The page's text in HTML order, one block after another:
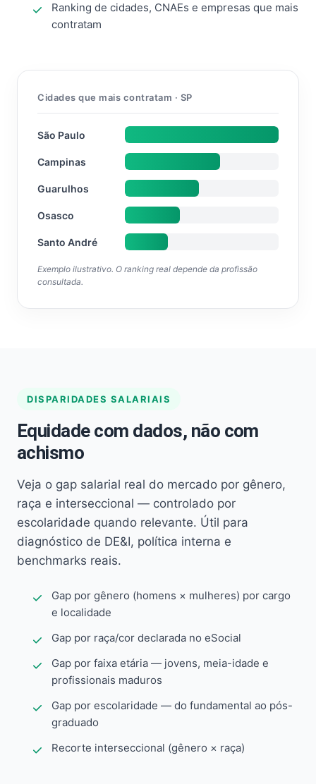
Ranking de cidades, CNAEs e empresas que mais
contratam
Cidades que mais contratam · SP
São Paulo
Campinas
Guarulhos
Osasco
Santo André
Exemplo ilustrativo. O ranking real depende da profissão
consultada.
DISPARIDADES SALARIAIS
Equidade com dados, não com
achismo
Veja o gap salarial real do mercado por gênero,
raça e interseccional — controlado por
escolaridade quando relevante. Útil para
diagnóstico de DE&I, política interna e
benchmarks reais.
Gap por gênero (homens × mulheres) por cargo
e localidade
Gap por raça/cor declarada no eSocial
Gap por faixa etária — jovens, meia-idade e
profissionais maduros
Gap por escolaridade — do fundamental ao pós-
graduado
Recorte interseccional (gênero × raça)